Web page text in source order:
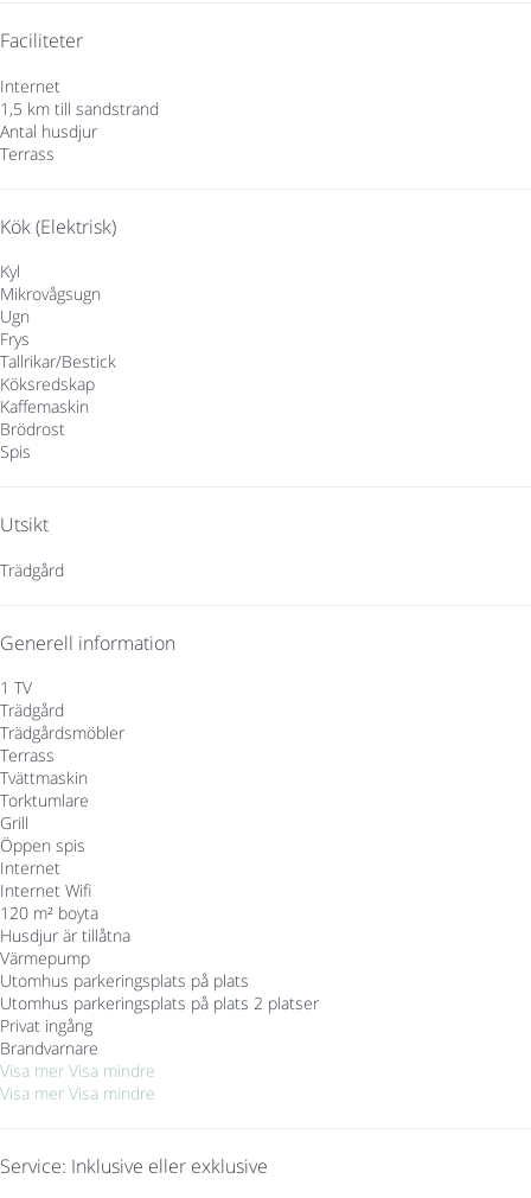
Faciliteter
Internet
1,5 km till sandstrand
Antal husdjur
Terrass
Kök (Elektrisk)
Kyl
Mikrovågsugn
Ugn
Frys
Tallrikar/Bestick
Köksredskap
Kaffemaskin
Brödrost
Spis
Utsikt
Trädgård
Generell information
1 TV
Trädgård
Trädgårdsmöbler
Terrass
Tvättmaskin
Torktumlare
Grill
Öppen spis
Internet
Internet Wifi
120 m² boyta
Husdjur är tillåtna
Värmepump
Utomhus parkeringsplats på plats
Utomhus parkeringsplats på plats 2 platser
Privat ingång
Brandvarnare
Visa mer Visa mindre
Visa mer Visa mindre
Service: Inklusive eller exklusive